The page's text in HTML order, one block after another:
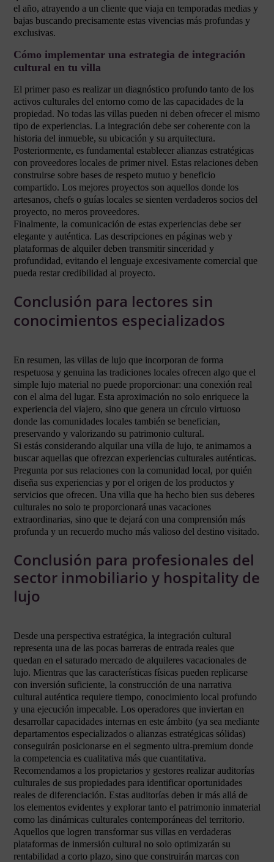
el año, atrayendo a un cliente que viaja en temporadas medias y
bajas buscando precisamente estas vivencias más profundas y
exclusivas.
Cómo implementar una estrategia de integración
cultural en tu villa
El primer paso es realizar un diagnóstico profundo tanto de los
activos culturales del entorno como de las capacidades de la
propiedad. No todas las villas pueden ni deben ofrecer el mismo
tipo de experiencias. La integración debe ser coherente con la
historia del inmueble, su ubicación y su arquitectura.
Posteriormente, es fundamental establecer alianzas estratégicas
con proveedores locales de primer nivel. Estas relaciones deben
construirse sobre bases de respeto mutuo y beneficio
compartido. Los mejores proyectos son aquellos donde los
artesanos, chefs o guías locales se sienten verdaderos socios del
proyecto, no meros proveedores.
Finalmente, la comunicación de estas experiencias debe ser
elegante y auténtica. Las descripciones en páginas web y
plataformas de alquiler deben transmitir sinceridad y
profundidad, evitando el lenguaje excesivamente comercial que
pueda restar credibilidad al proyecto.
Conclusión para lectores sin
conocimientos especializados
En resumen, las villas de lujo que incorporan de forma
respetuosa y genuina las tradiciones locales ofrecen algo que el
simple lujo material no puede proporcionar: una conexión real
con el alma del lugar. Esta aproximación no solo enriquece la
experiencia del viajero, sino que genera un círculo virtuoso
donde las comunidades locales también se benefician,
preservando y valorizando su patrimonio cultural.
Si estás considerando alquilar una villa de lujo, te animamos a
buscar aquellas que ofrezcan experiencias culturales auténticas.
Pregunta por sus relaciones con la comunidad local, por quién
diseña sus experiencias y por el origen de los productos y
servicios que ofrecen. Una villa que ha hecho bien sus deberes
culturales no solo te proporcionará unas vacaciones
extraordinarias, sino que te dejará con una comprensión más
profunda y un recuerdo mucho más valioso del destino visitado.
Conclusión para profesionales del
sector inmobiliario y hospitality de
lujo
Desde una perspectiva estratégica, la integración cultural
representa una de las pocas barreras de entrada reales que
quedan en el saturado mercado de alquileres vacacionales de
lujo. Mientras que las características físicas pueden replicarse
con inversión suficiente, la construcción de una narrativa
cultural auténtica requiere tiempo, conocimiento local profundo
y una ejecución impecable. Los operadores que inviertan en
desarrollar capacidades internas en este ámbito (ya sea mediante
departamentos especializados o alianzas estratégicas sólidas)
conseguirán posicionarse en el segmento ultra-premium donde
la competencia es cualitativa más que cuantitativa.
Recomendamos a los propietarios y gestores realizar auditorías
culturales de sus propiedades para identificar oportunidades
reales de diferenciación. Estas auditorías deben ir más allá de
los elementos evidentes y explorar tanto el patrimonio inmaterial
como las dinámicas culturales contemporáneas del territorio.
Aquellos que logren transformar sus villas en verdaderas
plataformas de inmersión cultural no solo optimizarán su
rentabilidad a corto plazo, sino que construirán marcas con